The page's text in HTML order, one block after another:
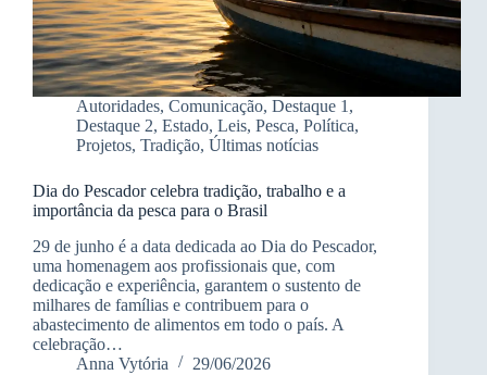
Autoridades, Comunicação, Destaque 1 ,
Destaque 2, Estado, Leis, Pesca, Política,
Projetos, Tradição, Últimas notícias
Dia do Pescador celebra tradição, trabalho e a
importância da pesca para o Brasil
29 de junho é a data dedicada ao Dia do Pescador,
uma homenagem aos profissionais que, com
dedicação e experiência, garantem o sustento de
milhares de famílias e contribuem para o
abastecimento de alimentos em todo o país. A
celebração…
Anna Vytória
29/06/2026